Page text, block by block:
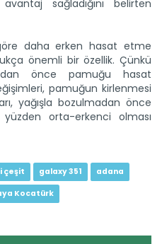
sağladığını belirten
daha erken hasat etme
önemli bir özellik. Çünkü
önce pamuğu hasat
pamuğun kirlenmesi
yağışla bozulmadan önce
orta-erkenci olması
çeşit galaxy 351 adana
Kocatürk
Yumaklı, ailelerin doğayla...